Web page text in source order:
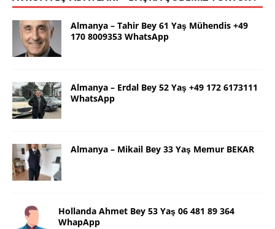
Almanya – Tahir Bey 61 Yaş Mühendis +49
170 8009353 WhatsApp
Almanya – Erdal Bey 52 Yaş +49 172 6173111
WhatsApp
Almanya – Mikail Bey 33 Yaş Memur BEKAR
Hollanda Ahmet Bey 53 Yaş 06 481 89 364
WhapApp